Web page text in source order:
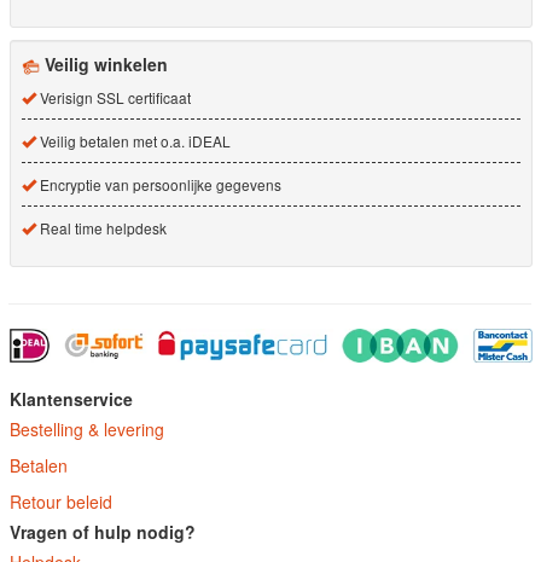
Veilig winkelen
Verisign SSL certificaat
Veilig betalen met o.a. iDEAL
Encryptie van persoonlijke gegevens
Real time helpdesk
Klantenservice
Bestelling & levering
Betalen
Retour beleid
Vragen of hulp nodig?